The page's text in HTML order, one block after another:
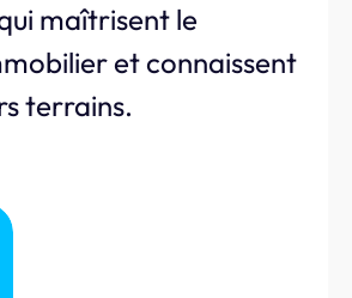
maîtrisent le
et connaissent
terrains.